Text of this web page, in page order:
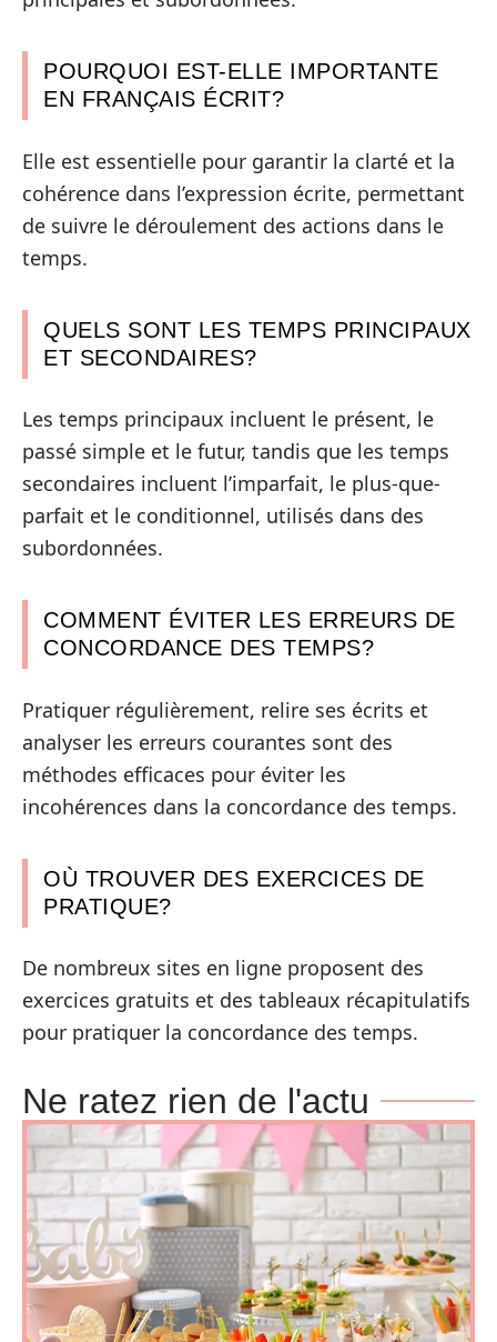
POURQUOI EST-ELLE IMPORTANTE
EN FRANÇAIS ÉCRIT?
Elle est essentielle pour garantir la clarté et la
cohérence dans l’expression écrite, permettant
de suivre le déroulement des actions dans le
temps.
QUELS SONT LES TEMPS PRINCIPAUX
ET SECONDAIRES?
Les temps principaux incluent le présent, le
passé simple et le futur, tandis que les temps
secondaires incluent l’imparfait, le plus-que-
parfait et le conditionnel, utilisés dans des
subordonnées.
COMMENT ÉVITER LES ERREURS DE
CONCORDANCE DES TEMPS?
Pratiquer régulièrement, relire ses écrits et
analyser les erreurs courantes sont des
méthodes efficaces pour éviter les
incohérences dans la concordance des temps.
OÙ TROUVER DES EXERCICES DE
PRATIQUE?
De nombreux sites en ligne proposent des
exercices gratuits et des tableaux récapitulatifs
pour pratiquer la concordance des temps.
Ne ratez rien de l'actu